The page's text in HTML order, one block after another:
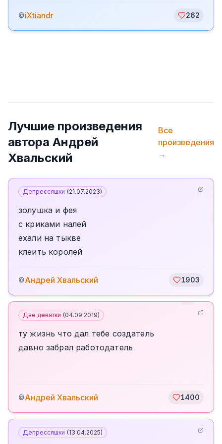
©iXtiandr 262
Лучшие произведения
автора Андрей
Хвальский
Все
произведения
→
Депрессяшки (21.07.2023)
золушка и фея
с криками налей
ехали на тыкве
клеить королей
©Андрей Хвальский 1903
Две девятки (04.09.2019)
ту жизнь что дал тебе создатель
давно забрал работодатель
©Андрей Хвальский 1400
Депрессяшки (13.04.2025)